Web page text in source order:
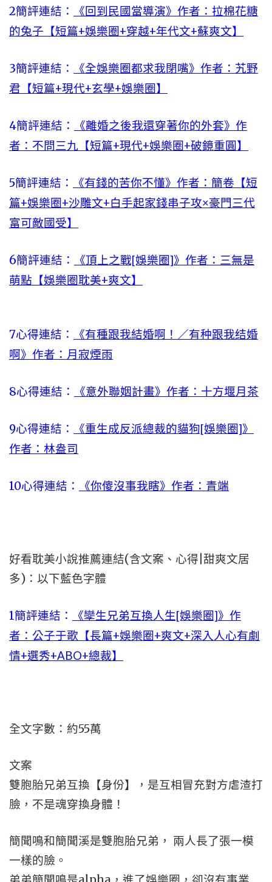
2簡評連結：
《回到民國當導演》作者：拉棉花糖
的兔子【短篇+娛樂圈+穿越+年代文+蘇爽文】
3簡評連結：
《全娛樂圈都求我閉嘴》作者：艽野
君【短篇+現代+玄學+娛樂圈】
4簡評連結：
《離婚之後我還穿著你的外套》作
者：不問三九【短篇+現代+娛樂圈+破鏡重圓】
5簡評連結：
《有錢的苦你不懂》作者：簡卷【短
篇+娛樂圈+沙雕文+白手起家錢串子攻×豪門三代
富可敵國受】
6簡評連結：
《頂上之戰[娛樂圈]》作者：三無是
萌點【娛樂圈耽美+爽文】
7心得連結：
《有種跟我結婚啊！／有种跟我结婚
啊》作者：月寂煙雨
8心得連結： 《意外聯姻計畫》作者：十方堰月茶
9心得連結：
《重生成反派總裁的貓狗[娛樂圈]》
作者：林盎司
10心得連結： 《你傻沒事我瞎》作者：青端
好看耽美小說推薦連結(含文案、心得|甜爽文居
多)：以下藍色字體
1簡評連結：
《孿生兄弟互換人生[娛樂圈]》作
者：公子于歌【長篇+娛樂圈+爽文+深入人心有劇
情+選秀+ABO+總裁】
全文字數：約55萬
文案
雙胞胎兄弟互換【身份】，是互相冒充對方虐渣打
臉，不是魂穿換身體！
簡聞鳴和簡聞溪是雙胞胎兄弟， 兩人長了張一模
一樣的臉。